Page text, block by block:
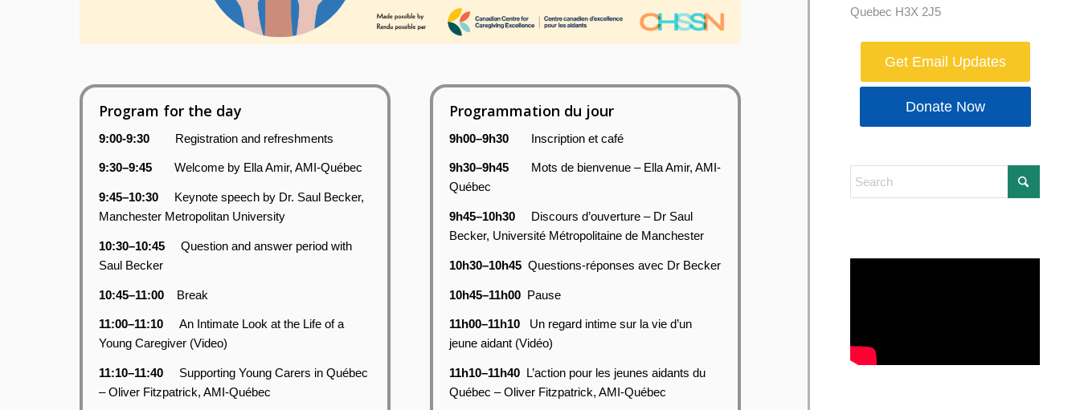
Program for the day
9:00-9:30 Registration and refreshments
9:30–9:45 Welcome by Ella Amir, AMI-Québec
9:45–10:30Keynote speech by Dr. Saul Becker,
Manchester Metropolitan University
10:30–10:45Question and answer period with
Saul Becker
10:45–11:00Break
11:00–11:10An Intimate Look at the Life of a
Young Caregiver (Video)
11:10–11:40Supporting Young Carers in Québec
– Oliver Fitzpatrick, AMI-Québec
Programmation du jour
9h00–9h30Inscription et café
9h30–9h45Mots de bienvenue – Ella Amir, AMI-
Québec
9h45–10h30Discours d’ouverture – Dr Saul
Becker, Université Métropolitaine de Manchester
10h30–10h45Questions-réponses avec Dr Becker
10h45–11h00Pause
11h00–11h10Un regard intime sur la vie d’un
jeune aidant (Vidéo)
11h10–11h40L’action pour les jeunes aidants du
Québec – Oliver Fitzpatrick, AMI-Québec
Quebec H3X 2J5
Get Email Updates
Donate Now